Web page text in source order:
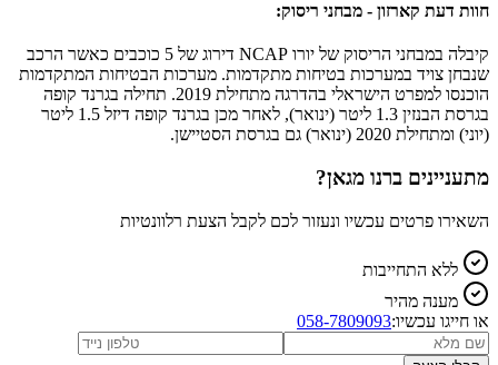
חוות דעת קארזון - מבחני ריסוק:
קיבלה במבחני הריסוק של יורו NCAP דירוג של 5 כוכבים כאשר הרכב
שנבחן צויד במערכות בטיחות מתקדמות. מערכות הבטיחות המתקדמות
הוכנסו למפרט הישראלי בהדרגה מתחילת 2019. תחילה בגרנד קופה
בגרסת הבנזין 1.3 ליטר (ינואר), לאחר מכן בגרנד קופה דיזל 1.5 ליטר
(יוני) ומתחילת 2020 (ינואר) גם בגרסת הסטיישן.
מתעניינים ברנו מגאן?
השאירו פרטים עכשיו ונעזור לכם לקבל הצעת רלוונטיות
ללא התחייבות
מענה מהיר
או חייגו עכשיו:058-7809093